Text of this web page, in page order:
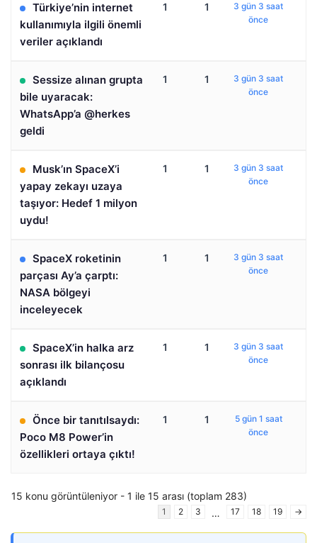
Türkiye’nin internet
kullanımıyla ilgili önemli
veriler açıklandı
1 1
3 gün 3 saat
önce
Sessize alınan grupta
bile uyaracak:
WhatsApp’a @herkes
geldi
1 1
3 gün 3 saat
önce
Musk’ın SpaceX’i
yapay zekayı uzaya
taşıyor: Hedef 1 milyon
uydu!
1 1
3 gün 3 saat
önce
SpaceX roketinin
parçası Ay’a çarptı:
NASA bölgeyi
inceleyecek
1 1
3 gün 3 saat
önce
SpaceX’in halka arz
sonrası ilk bilançosu
açıklandı
1 1
3 gün 3 saat
önce
Önce bir tanıtılsaydı:
Poco M8 Power’in
özellikleri ortaya çıktı!
1 1
5 gün 1 saat
önce
15 konu görüntüleniyor - 1 ile 15 arası (toplam 283)
1 2 3 … 17 18 19 →